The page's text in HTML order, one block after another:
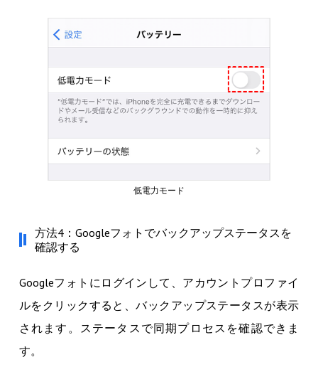
低電力モード
方法4：Googleフォトでバックアップステータスを
確認する
Googleフォトにログインして、アカウントプロファイ
ルをクリックすると、バックアップステータスが表示
されます。ステータスで同期プロセスを確認できま
す。